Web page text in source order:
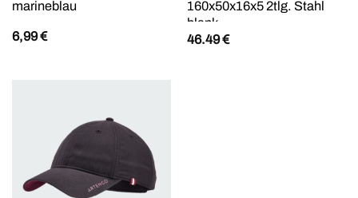
marineblau
6,99€
160x50x16x5 2tlg. Stahl
blank
46.49€